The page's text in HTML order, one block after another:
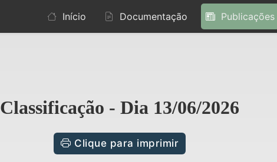
Início Documentação Publicações
Classificação - Dia 13/06/2026
Clique para imprimir